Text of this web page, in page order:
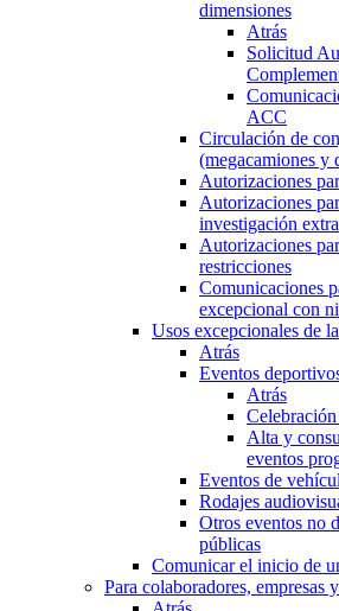
dimensiones
Atrás
Solicitud
ACC
Circulación de
(megacamiones y
Autorizaciones
Autorizaciones
investigación
Autorizaciones
restricciones
Comunicaciones
excepcional con
Usos excepcionales de
Atrás
Eventos
Atrás
Alta y
eventos
Eventos de
Rodajes
Otros eventos no
públicas
Comunicar el inicio de
Para colaboradores, empresas